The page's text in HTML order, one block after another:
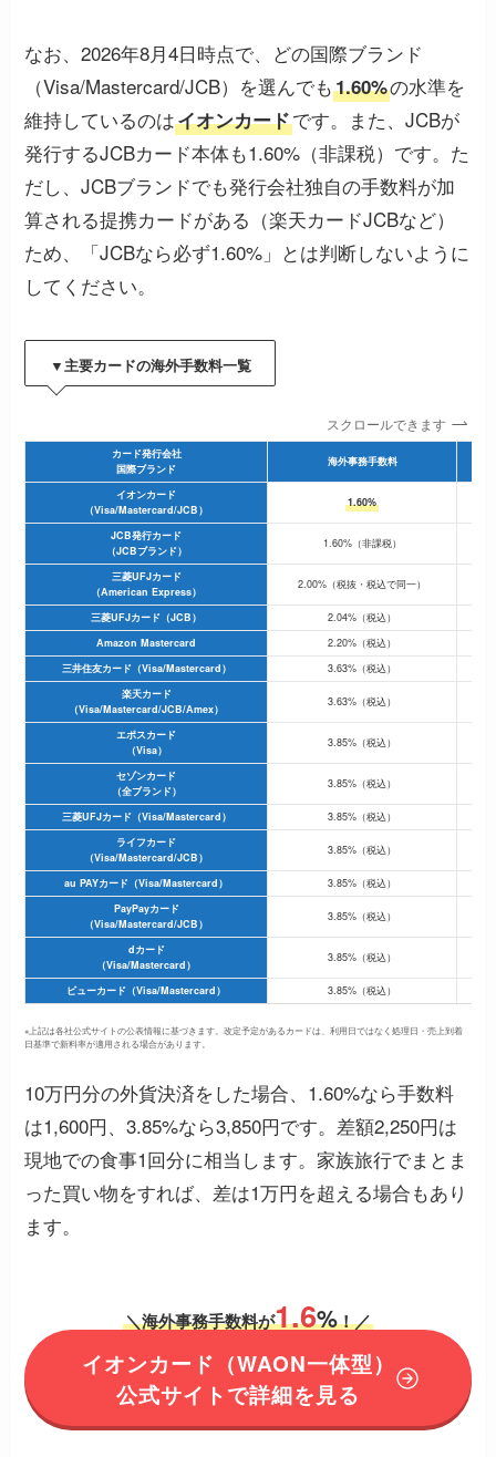
なお、2026年8月4日時点で、どの国際ブランド
（Visa/Mastercard/JCB）を選んでも1.60%の水準を
維持しているのはイオンカードです。また、JCBが
発行するJCBカード本体も1.60%（非課税）です。た
だし、JCBブランドでも発行会社独自の手数料が加
算される提携カードがある（楽天カードJCBなど）
ため、「JCBなら必ず1.60%」とは判断しないように
してください。
▼主要カードの海外手数料一覧
スクロールできます
カード発行会社
国際ブランド
海外事務手数料
イオンカード
（Visa/Mastercard/JCB）
1.60%
JCB発行カード
（JCBブランド）
1.60%（非課税）
三菱UFJカード
（American Express）
2.00%（税抜・税込で同一）
三菱UFJカード（JCB）
2.04%（税込）
Amazon Mastercard
2.20%（税込）
三井住友カード（Visa/Mastercard）
3.63%（税込）
楽天カード
（Visa/Mastercard/JCB/Amex）
3.63%（税込）
エポスカード
（Visa）
3.85%（税込）
セゾンカード
（全ブランド）
3.85%（税込）
三菱UFJカード（Visa/Mastercard）
3.85%（税込）
ライフカード
（Visa/Mastercard/JCB）
3.85%（税込）
au PAYカード（Visa/Mastercard）
3.85%（税込）
PayPayカード
（Visa/Mastercard/JCB）
3.85%（税込）
dカード
（Visa/Mastercard）
3.85%（税込）
ビューカード（Visa/Mastercard） 3.85%（税込）
※上記は各社公式サイトの公表情報に基づきます。改定予定があるカードは、利用日ではなく処理日・売上到着
日基準で新料率が適用される場合があります。
10万円分の外貨決済をした場合、1.60%なら手数料
は1,600円、3.85%なら3,850円です。差額2,250円は
現地での食事1回分に相当します。家族旅行でまとま
った買い物をすれば、差は1万円を超える場合もあり
ます。
＼海外事務手数料が1.6%！／
イオンカード（WAON一体型）
公式サイトで詳細を見る